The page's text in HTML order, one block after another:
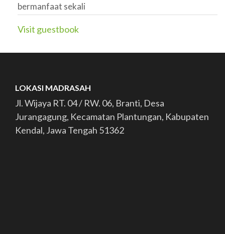
bermanfaat sekali
Visit guestbook
LOKASI MADRASAH
Jl. Wijaya RT. 04 / RW. 06, Branti, Desa
Jurangagung, Kecamatan Plantungan, Kabupaten
Kendal, Jawa Tengah 51362